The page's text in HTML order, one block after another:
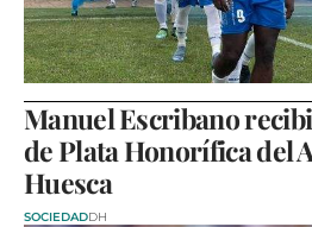
Manuel Escribano
de Plata Honorífica del
Huesca
SOCIEDADDH